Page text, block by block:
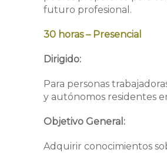
futuro profesional.
30 horas – Presencial
Dirigido:
Para personas
y autónomos residentes
Objetivo General:
Adquirir conocimientos